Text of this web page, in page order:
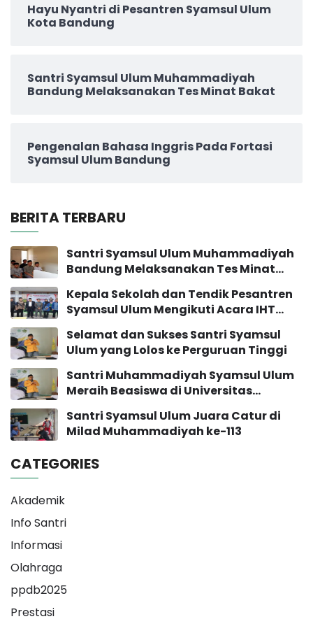
Hayu Nyantri di Pesantren Syamsul Ulum
Kota Bandung
Santri Syamsul Ulum Muhammadiyah
Bandung Melaksanakan Tes Minat Bakat
Pengenalan Bahasa Inggris Pada Fortasi
Syamsul Ulum Bandung
BERITA TERBARU
Santri Syamsul Ulum Muhammadiyah
Bandung Melaksanakan Tes Minat
Kepala Sekolah dan Tendik Pesantren
Syamsul Ulum Mengikuti Acara IHT
Selamat dan Sukses Santri Syamsul
Ulum yang Lolos ke Perguruan Tinggi
Santri Muhammadiyah Syamsul Ulum
Meraih Beasiswa di Universitas
Santri Syamsul Ulum Juara Catur di
Milad Muhammadiyah ke-113
CATEGORIES
Akademik
Info Santri
Informasi
Olahraga
ppdb2025
Prestasi